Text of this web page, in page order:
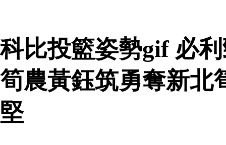
科比投籃姿勢gif 必
筍農黃鈺筑勇奪新北
堅